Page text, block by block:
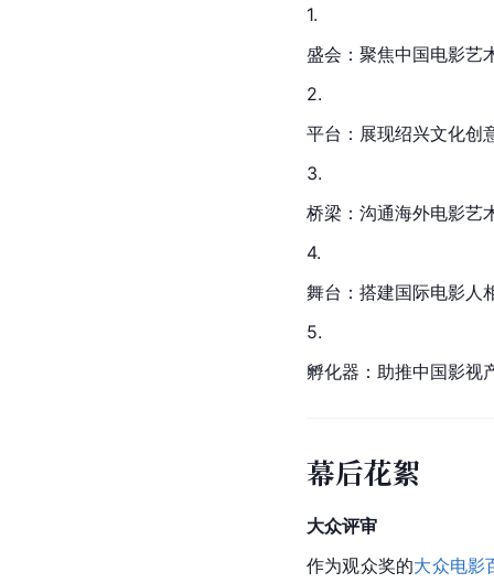
1.
盛会：聚焦中国电影艺
2.
平台：展现绍兴文化创
3.
桥梁：沟通海外电影艺
4.
舞台：搭建国际电影人
5.
孵化器：助推中国影视
幕后花絮
大众评审
作为观众奖的大众电影